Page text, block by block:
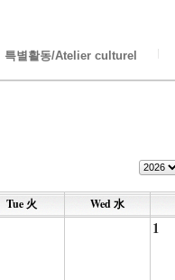
특별활동/Atelier culturel
Tue 火 Wed 水
1